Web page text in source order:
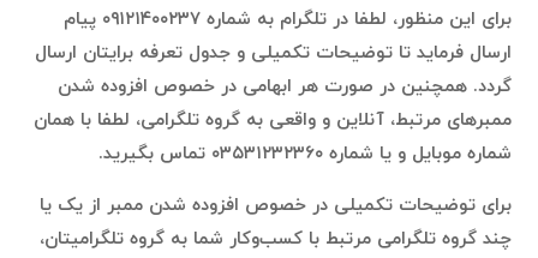
برای این منظور، لطفا در تلگرام به شماره ۰۹۱۲۱۴۰۰۲۳۷ پیام
ارسال فرماید تا توضیحات تکمیلی و جدول تعرفه برایتان ارسال
گردد. همچنین در صورت هر ابهامی در خصوص افزوده شدن
ممبرهای مرتبط، آنلاین و واقعی به گروه تلگرامی، لطفا با همان
شماره موبایل و یا شماره ۰۳۵۳۱۲۳۲۳۶۰ تماس بگیرید.
برای توضیحات تکمیلی در خصوص افزوده شدن ممبر از یک یا
چند گروه تلگرامی مرتبط با کسب‌وکار شما به گروه تلگرامیتان،